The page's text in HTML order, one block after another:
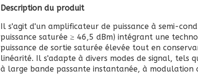
Description du produit
Il s'agit d'un amplificateur de puissance à semi-
puissance saturée ≥ 46,5 dBm) intégrant une
puissance de sortie saturée élevée tout en
linéarité. Il s'adapte à divers modes de signal, tels
à large bande passante instantanée, à